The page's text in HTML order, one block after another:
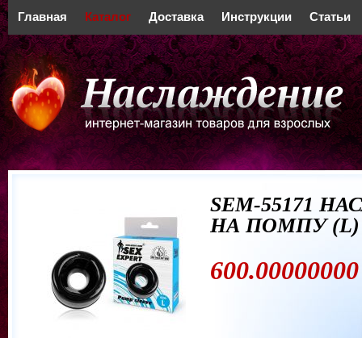
Главная Каталог Доставка Инструкции Статьи
SEM-55171
НА ПОМПУ (L)